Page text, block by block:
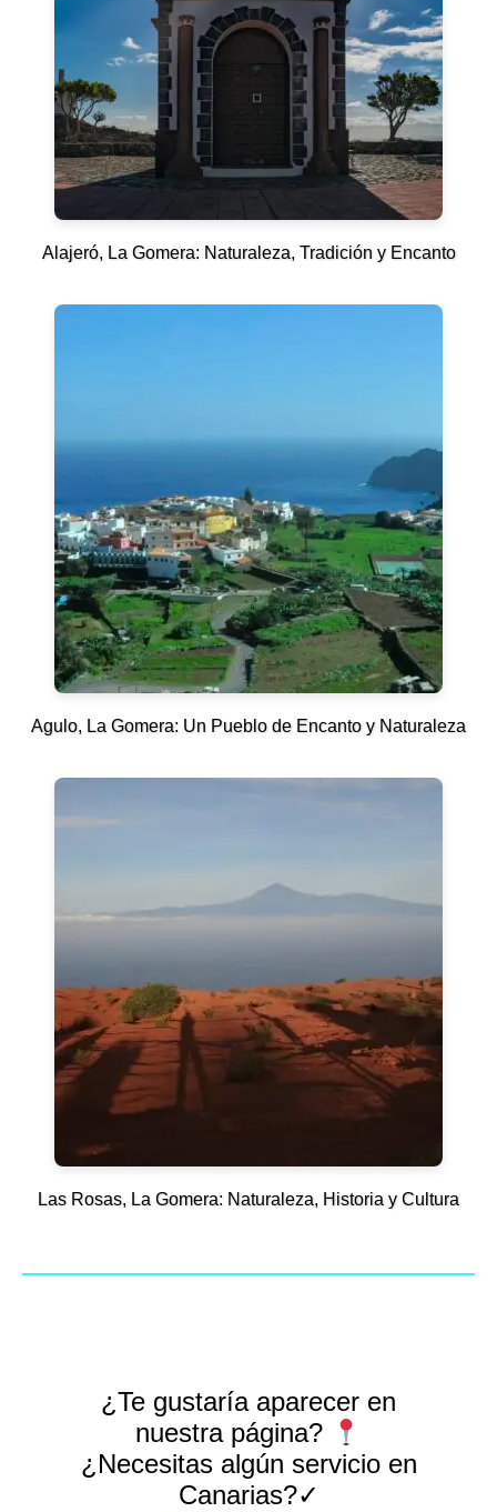
Alajeró, La Gomera: Naturaleza, Tradición y Encanto
Agulo, La Gomera: Un Pueblo de Encanto y Naturaleza
Las Rosas, La Gomera: Naturaleza, Historia y Cultura
¿Te gustaría aparecer en
nuestra página?
¿Necesitas algún servicio en
Canarias?✓